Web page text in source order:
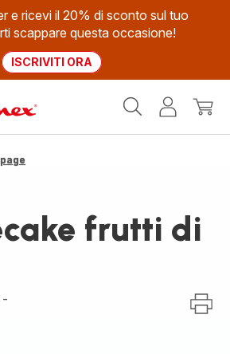
e ricevi il 20% di sconto sul tuo
scappare questa occasione!
ISCRIVITI ORA
Il
frutti di
-